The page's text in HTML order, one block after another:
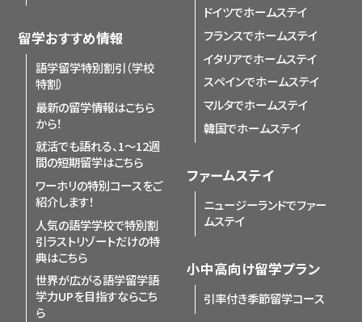
留学おすすめ情報
語学留学特別割引（学校
特割）
最新の留学情報はこちら
から！
就活でも語れる、1〜12週
間の短期留学はこちら
ワーホリの特別コースをご
紹介します！
人気の語学学校で特別割
引ラストリゾートだけの特
典はこちら
世界が広がる語学留学語
学力UPを目指すならこち
ら
ドイツでホームステイ
フランスでホームステイ
イタリアでホームステイ
スペインでホームステイ
マルタでホームステイ
韓国でホームステイ
ファームステイ
ニュージーランドでファー
ムステイ
小中高向け留学プラン
引率付き季節留学コース